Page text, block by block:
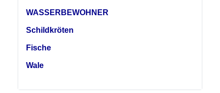
WASSERBEWOHNER
Schildkröten
Fische
Wale